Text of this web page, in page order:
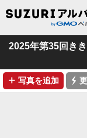
➕ 写真を追加 ⚡